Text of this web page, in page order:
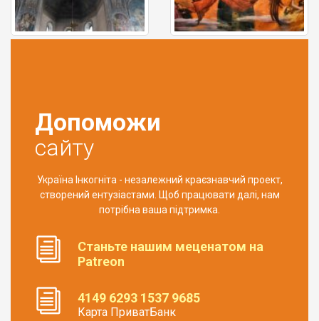
Допоможи
сайту
Україна Інкогніта - незалежний краєзнавчий проект,
створений ентузіастами. Щоб працювати далі, нам
потрібна ваша підтримка.
Станьте нашим меценатом на
Patreon
4149 6293 1537 9685
Карта ПриватБанк